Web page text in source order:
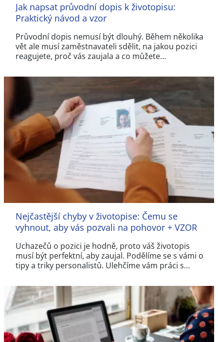
Jak napsat průvodní dopis k životopisu:
Praktický návod a vzor
Průvodní dopis nemusí být dlouhý. Během několika
vět ale musí zaměstnavateli sdělit, na jakou pozici
reagujete, proč vás zaujala a co můžete…
Nejčastější chyby v životopise: Čemu se
vyhnout, aby vás pozvali na pohovor + VZOR
Uchazečů o pozici je hodně, proto váš životopis
musí být perfektní, aby zaujal. Podělíme se s vámi o
tipy a triky personalistů. Ulehčíme vám práci s…